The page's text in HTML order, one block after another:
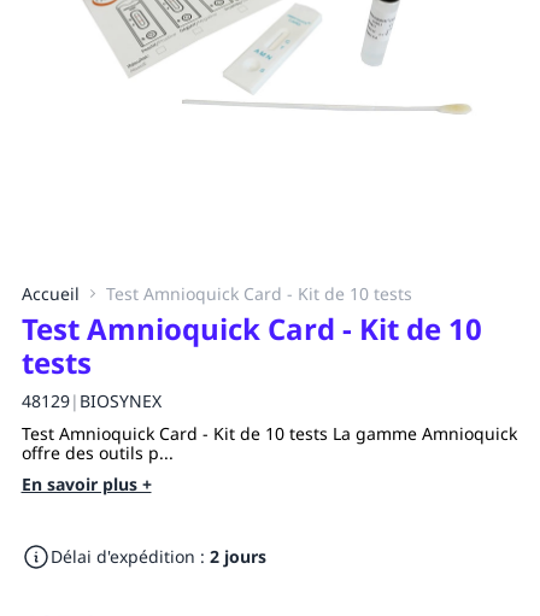
Accueil Test Amnioquick Card - Kit de 10 tests
Test Amnioquick Card - Kit de 10
tests
48129| BIOSYNEX
Test Amnioquick Card - Kit de 10 tests La gamme Amnioquick
offre des outils p...
En savoir plus +
Délai d'expédition : 2 jours